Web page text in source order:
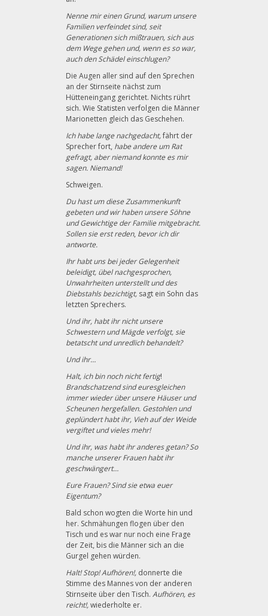
Nenne mir einen Grund, warum unsere
Familien verfeindet sind, seit
Generationen sich mißtrauen, sich aus
dem Wege gehen und, wenn es so war,
auch den Schädel einschlugen?
Die Augen aller sind auf den Sprechen
an der Stirnseite nächst zum
Hütteneingang gerichtet. Nichts rührt
sich. Wie Statisten verfolgen die Männer
Marionetten gleich das Geschehen.
Ich habe lange nachgedacht,fährt der
Sprecher fort, habe andere um Rat
gefragt, aber niemand konnte es mir
sagen. Niemand!
Schweigen.
Du hast um diese Zusammenkunft
gebeten und wir haben unsere Söhne
und Gewichtige der Familie mitgebracht.
Sollen sie erst reden, bevor ich dir
antworte.
Ihr habt uns bei jeder Gelegenheit
beleidigt, übel nachgesprochen,
Unwahrheiten unterstellt und des
Diebstahls bezichtigt, sagt ein Sohn das
letzten Sprechers.
Und ihr, habt ihr nicht unsere
Schwestern und Mägde verfolgt, sie
betatscht und unredlich behandelt?
Und ihr…
Halt, ich bin noch nicht fertig!
Brandschatzendsind euresgleichen
immer wieder über unsere Häuser und
Scheunen hergefallen. Gestohlen und
geplündert habt ihr, Vieh auf der Weide
vergiftet und vieles mehr!
Und ihr, was habt ihr anderes getan? So
manche unserer Frauen habt ihr
geschwängert…
Eure Frauen? Sind sie etwa euer
Eigentum?
Bald schon wogten die Worte hin und
her. Schmähungen flogen über den
Tisch und es war nur noch eine Frage
der Zeit, bis die Männer sich an die
Gurgel gehen würden.
Halt! Stop! Aufhören!, donnerte die
Stimme des Mannes von der anderen
Stirnseite über den Tisch. Aufhören, es
reicht!,wiederholte er.